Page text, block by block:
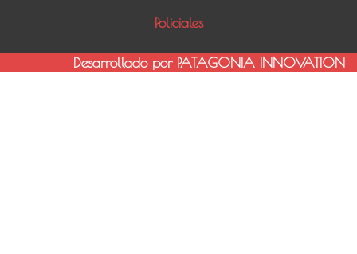
Policiales
Desarrollado por PATAGONIA INNOVATION